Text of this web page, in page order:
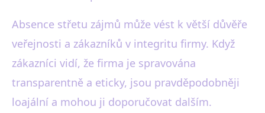
Absence střetu zájmů může vést k větší důvěře
veřejnosti a zákazníků v integritu firmy. Když
zákazníci vidí, že firma je spravována
transparentně a eticky, jsou pravděpodobněji
loajální a mohou ji doporučovat dalším.